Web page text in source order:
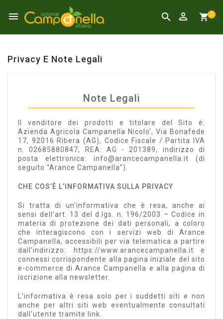
0

 
Privacy E Note Legali
Note Legali
Il venditore dei prodotti e titolare del Sito è:
Azienda Agricola Campanella Nicolo', Via Bonafede
17, 92016 Ribera (AG), Codice Fiscale / Partita IVA
n. 02685880847, REA: AG - 201389, indirizzo di
posta elettronica: info@arancecampanella.it (di
seguito “Arance Campanella”).
CHE COS’È L’INFORMATIVA SULLA PRIVACY
Si tratta di un’informativa che è resa, anche ai
sensi dell’art. 13 del d.lgs. n. 196/2003 – Codice in
materia di protezione dei dati personali, a coloro
che interagiscono con i servizi web di Arance
Campanella, accessibili per via telematica a partire
dall’indirizzo: https://www.arancecampanella.it e
connessi corrispondente alla pagina iniziale del sito
e-commerce di Arance Campanella e alla pagina di
iscrizione alla newsletter.
L’informativa è resa solo per i suddetti siti e non
anche per altri siti web eventualmente consultati
dall’utente tramite link.